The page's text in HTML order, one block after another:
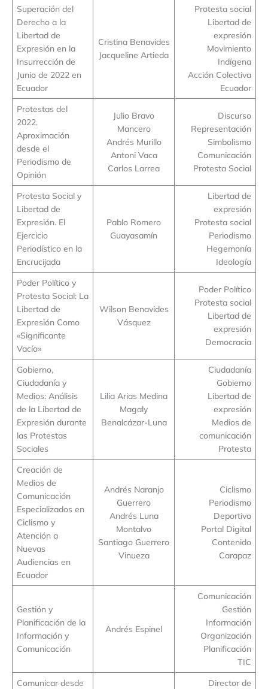
Superación del
Derecho a la
Libertad de
Expresión en la
Insurrección de
Junio de 2022 en
Ecuador
Cristina Benavides
Jacqueline Artieda
Protesta social
Libertad de
expresión
Movimiento
Indígena
Acción Colectiva
Ecuador
Protestas del
2022.
Aproximación
desde el
Periodismo de
Opinión
Julio Bravo
Mancero
Andrés Murillo
Antoni Vaca
Carlos Larrea
Discurso
Representación
Simbolismo
Comunicación
Protesta Social
Protesta Social y
Libertad de
Expresión. El
Ejercicio
Periodístico en la
Encrucijada
Pablo Romero
Guayasamín
Libertad de
expresión
Protesta social
Periodismo
Hegemonía
Ideología
Poder Político y
Protesta Social: La
Libertad de
Expresión Como
«Significante
Vacío»
Wilson Benavides
Vásquez
Poder Político
Protesta social
Libertad de
expresión
Democracia
Gobierno,
Ciudadanía y
Medios: Análisis
de la Libertad de
Expresión durante
las Protestas
Sociales
Lilia Arias Medina
Magaly
Benalcázar-Luna
Ciudadanía
Gobierno
Libertad de
expresión
Medios de
comunicación
Protesta
Creación de
Medios de
Comunicación
Especializados en
Ciclismo y
Atención a
Nuevas
Audiencias en
Ecuador
Andrés Naranjo
Guerrero
Andrés Luna
Montalvo
Santiago Guerrero
Vinueza
Ciclismo
Periodismo
Deportivo
Portal Digital
Contenido
Carapaz
Gestión y
Planificación de la
Información y
Comunicación
Andrés Espinel
Comunicación
Gestión
Información
Organización
Planificación
TIC
Comunicar desde
Director de